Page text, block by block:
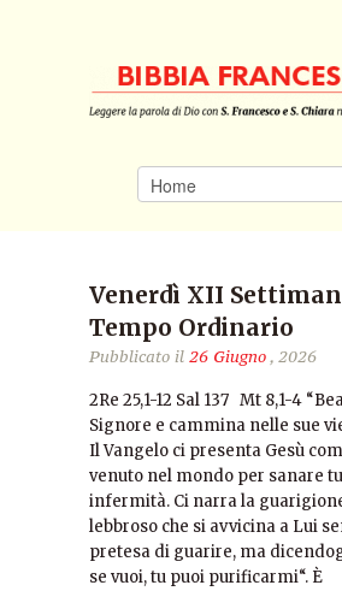
Venerdì XII
Tempo Ordinario
Pubblicato il 26 Giugno, 2026
2Re 25,1-12 Sal 137 Mt 8,1-4
Signore e cammina nelle sue
Il Vangelo ci presenta Gesù
venuto nel mondo per sanare
infermità. Ci narra la
lebbroso che si avvicina a Lui
pretesa di guarire, ma
se vuoi, tu puoi purificarmi“. È